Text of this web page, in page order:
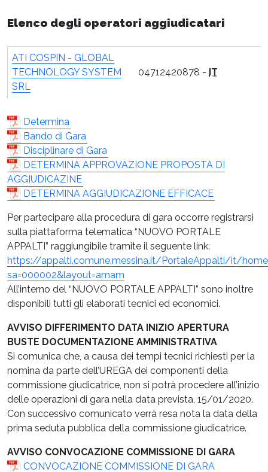
Elenco degli operatori aggiudicatari
ATI COSPIN - GLOBAL
TECHNOLOGY SYSTEM
SRL
04712420878 - IT
Determina
Bando di Gara
Disciplinare di Gara
DETERMINA APPROVAZIONE PROPOSTA DI
AGGIUDICAZINE
DETERMINA AGGIUDICAZIONE EFFICACE
Per partecipare alla procedura di gara occorre registrarsi
sulla piattaforma telematica “NUOVO PORTALE
APPALTI” raggiungibile tramite il seguente link:
https://appalti.comune.messina.it/PortaleAppalti/it/
sa=000002&layout=amam
All’interno del “NUOVO PORTALE APPALTI” sono inoltre
disponibili tutti gli elaborati tecnici ed economici.
AVVISO DIFFERIMENTO DATA INIZIO APERTURA
BUSTE DOCUMENTAZIONE AMMINISTRATIVA
Si comunica che, a causa dei tempi tecnici richiesti per la
nomina da parte dell’UREGA dei componenti della
commissione giudicatrice, non si potrà procedere all’inizio
delle operazioni di gara nella data prevista, 15/01/2020.
Con successivo comunicato verrà resa nota la data della
prima seduta pubblica della commissione giudicatrice.
AVVISO CONVOCAZIONE COMMISSIONE DI GARA
CONVOCAZIONE COMMISSIONE DI GARA